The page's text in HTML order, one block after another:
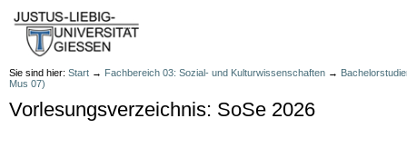
Sie sind hier: Start → Fachbereich 03: Sozial- und Kulturwissenschaften →
Mus 07)
Vorlesungsverzeichnis: SoSe 2026